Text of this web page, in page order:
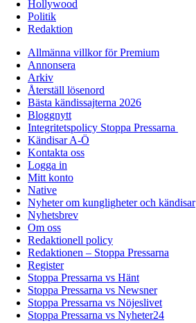
Hollywood
Politik
Redaktion
Allmänna villkor för Premium
Annonsera
Arkiv
Återställ lösenord
Bästa kändissajterna 2026
Bloggnytt
Integritetspolicy Stoppa Pressarna
Kändisar A-Ö
Kontakta oss
Logga in
Mitt konto
Native
Nyheter om kungligheter och kändisar
Nyhetsbrev
Om oss
Redaktionell policy
Redaktionen – Stoppa Pressarna
Register
Stoppa Pressarna vs Hänt
Stoppa Pressarna vs Newsner
Stoppa Pressarna vs Nöjeslivet
Stoppa Pressarna vs Nyheter24